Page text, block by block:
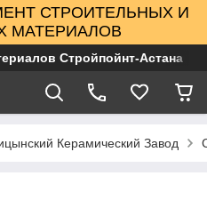
СТРОИТЕЛЬНЫХ И
МАТЕРИАЛОВ
Стройпойнт-Астана
Керамический Завод